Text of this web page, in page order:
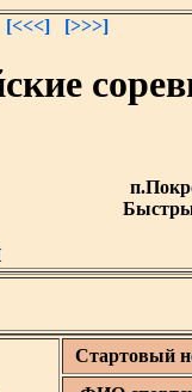
[<<<] [>>>]
Стартовый